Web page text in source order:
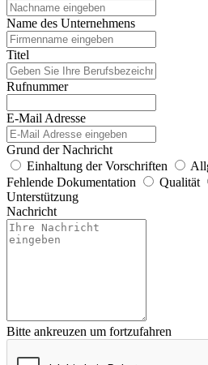
Name des Unternehmens
Titel
Rufnummer
E-Mail Adresse
Grund der Nachricht
Einhaltung der Vorschriften
Fehlende Dokumentation
Qualität
Unterstützung
Nachricht
Bitte ankreuzen um fortzufahren